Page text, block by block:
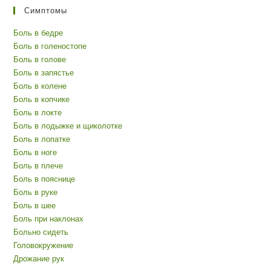
Симптомы
Боль в бедре
Боль в голеностопе
Боль в голове
Боль в запястье
Боль в колене
Боль в копчике
Боль в локте
Боль в лодыжке и щиколотке
Боль в лопатке
Боль в ноге
Боль в плече
Боль в пояснице
Боль в руке
Боль в шее
Боль при наклонах
Больно сидеть
Головокружение
Дрожание рук